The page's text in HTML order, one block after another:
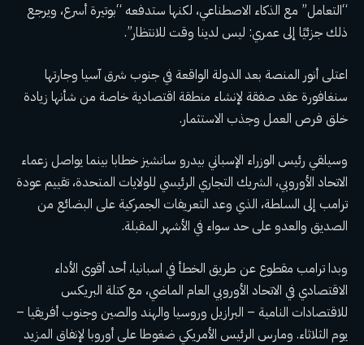
“التعامل” مع الذكاء الاصطناعي، لكنها ستدفعه “بوتيرة أسرع، ويرجع
ذلك جزئيًا إلى عمري: ليس لدينا وقت للانتظار”.
اعتلى أنور المنصة بعد الدولة الواقعة في جنوب شرق آسيا وجارتها
سنغافورة عقد صفقة لإنشاء منطقة اقتصادية خاصة من شأنها زيادة
خلق فرص العمل وجذب الاستثمار.
وسيلقي رئيس الوزراء الإسباني بيدرو سانشيز خطابا بينما يواصل زعماء
الاتحاد الأوروبي، الشريك التجاري الرئيسي للولايات المتحدة، تقييم عودة
ترامب إلى السلطة، الذي وعد التعريفات الجمركية على البضائع من
الصديق والعدو على حد سواء في الأشهر المقبلة.
وبدا ترامب مقطوع عن طريق الخطأ في اسبانيا، أحد أقوى الأداء
الاقتصادي في الاتحاد الأوروبي العام الماضي، مع كتلة البريكس
للاقتصادات النامية – البرازيل وروسيا والهند والصين وجنوب أفريقيا –
يوم الثلاثاء. ومارس الرئيس الأمريكي ضغوطا على أوروبا لإنفاق المزيد